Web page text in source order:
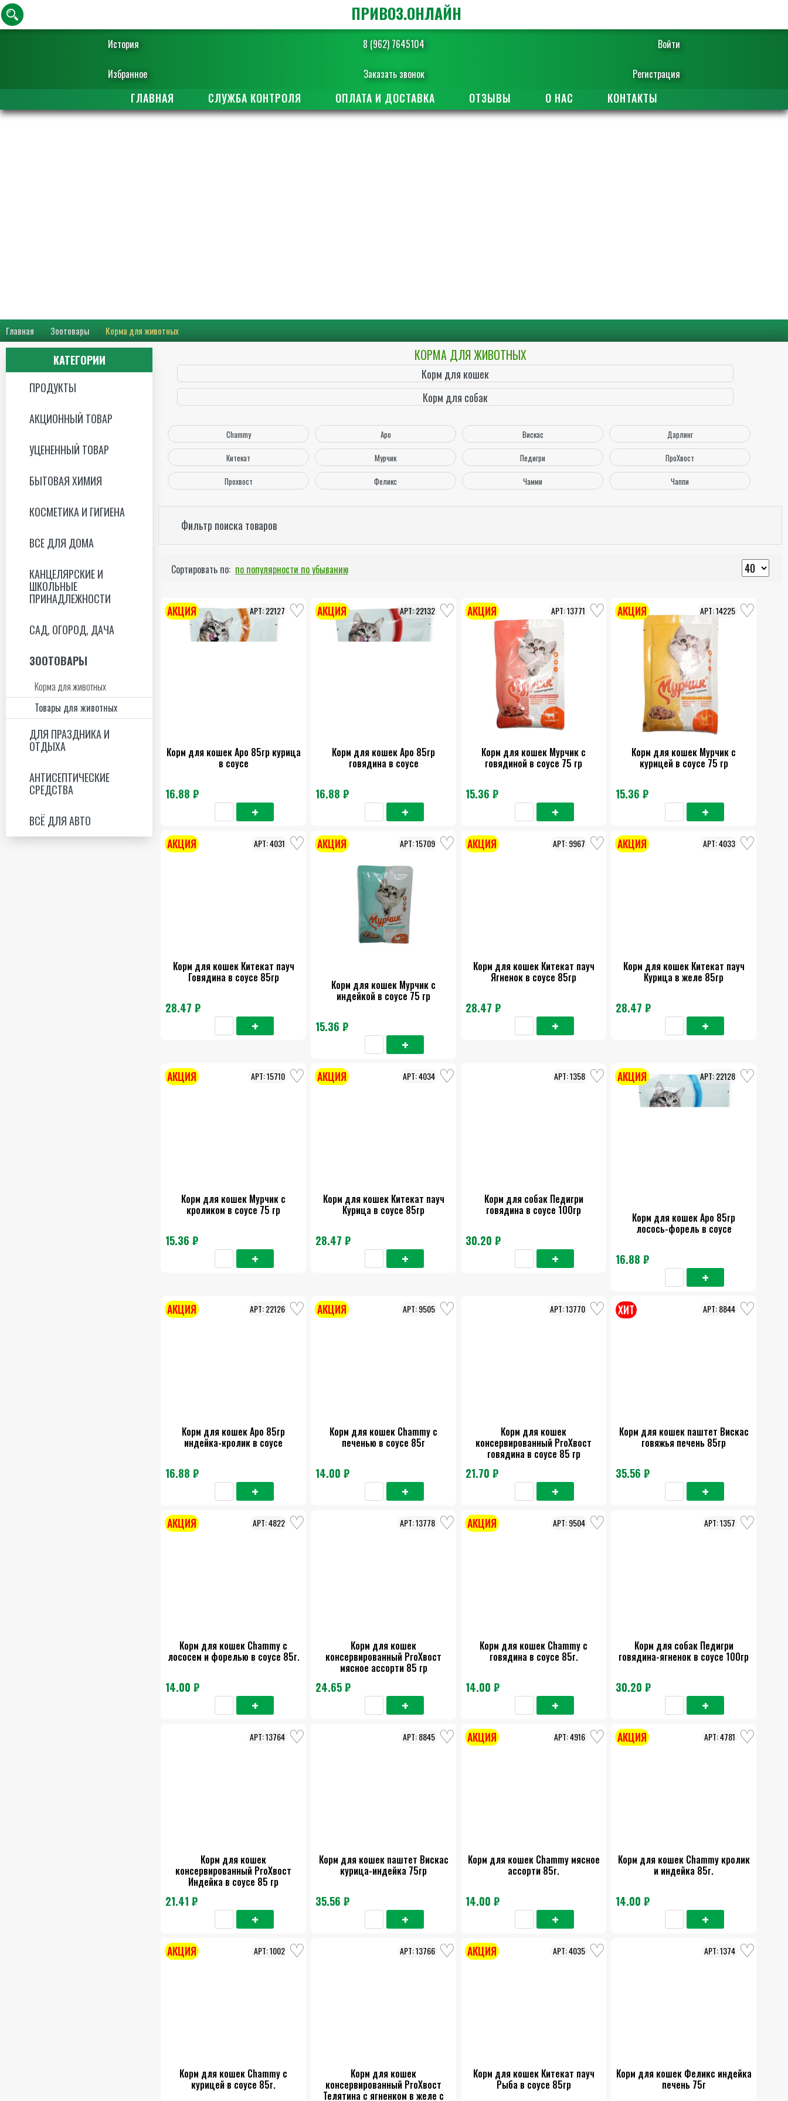
История 8 (962) 7645104 Войти
Избранное Заказать звонок Регистрация
ПРИВОЗ.ОНЛАЙН
ГЛАВНАЯ СЛУЖБА КОНТРОЛЯ ОПЛАТА И ДОСТАВКА ОТЗЫВЫ О НАС КОНТАКТЫ
Главная Зоотовары Корма для животных
КАТЕГОРИИ
ПРОДУКТЫ
АКЦИОННЫЙ ТОВАР
УЦЕНЕННЫЙ ТОВАР
БЫТОВАЯ ХИМИЯ
КОСМЕТИКА И ГИГИЕНА
ВСЕ ДЛЯ ДОМА
КАНЦЕЛЯРСКИЕ И
ШКОЛЬНЫЕ
ПРИНАДЛЕЖНОСТИ
САД, ОГОРОД, ДАЧА
ЗООТОВАРЫ
Корма для животных
Товары для животных
ДЛЯ ПРАЗДНИКА И
ОТДЫХА
АНТИСЕПТИЧЕСКИЕ
СРЕДСТВА
ВСЁ ДЛЯ АВТО
КОРМА ДЛЯ ЖИВОТНЫХ
Корм для кошек
Корм для собак
Chammy Аро Вискас
Дарлинг
Китекат
Мурчик Педигри
ПроХвост
Прохвост
Феликс Чамми Чаппи
Фильтр поиска товаров
Сортировать по: по популярности по убыванию
Корм для кошек Аро 85гр курица
в соусе
16.88 ₽
22127
АКЦИЯ
Корм для кошек Аро 85гр
говядина в соусе
16.88 ₽
22132
АКЦИЯ
Корм для кошек Мурчик с
говядиной в соусе 75 гр
15.36 ₽
13771
АКЦИЯ
Корм для кошек Мурчик с
курицей в соусе 75 гр
15.36 ₽
14225
АКЦИЯ
Корм для кошек Китекат пауч
Говядина в соусе 85гр
28.47 ₽
4031
АКЦИЯ
Корм для кошек Мурчик с
индейкой в соусе 75 гр
15.36 ₽
15709
АКЦИЯ
Корм для кошек Китекат пауч
Ягненок в соусе 85гр
28.47 ₽
9967
АКЦИЯ
Корм для кошек Китекат пауч
Курица в желе 85гр
28.47 ₽
4033
АКЦИЯ
Корм для кошек Мурчик с
кроликом в соусе 75 гр
15.36 ₽
15710
АКЦИЯ
Корм для кошек Китекат пауч
Курица в соусе 85гр
28.47 ₽
4034
АКЦИЯ
Корм для собак Педигри
говядина в соусе 100гр
30.20 ₽
1358
Корм для кошек Аро 85гр
лосось-форель в соусе
16.88 ₽
22128
АКЦИЯ
Корм для кошек Аро 85гр
индейка-кролик в соусе
16.88 ₽
22126
АКЦИЯ
Корм для кошек Chammy с
печенью в соусе 85г
14.00 ₽
9505
АКЦИЯ
Корм для кошек
консервированный ProХвост
говядина в соусе 85 гр
21.70 ₽
13770
Корм для кошек паштет Вискас
говяжья печень 85гр
35.56 ₽
8844
ХИТ
Корм для кошек Chammy с
лососем и форелью в соусе 85г.
14.00 ₽
4822
АКЦИЯ
Корм для кошек
консервированный ProХвост
мясное ассорти 85 гр
24.65 ₽
13778
Корм для кошек Chammy с
говядина в соусе 85г.
14.00 ₽
9504
АКЦИЯ
Корм для собак Педигри
говядина-ягненок в соусе 100гр
30.20 ₽
1357
Корм для кошек
консервированный ProХвост
Индейка в соусе 85 гр
21.41 ₽
13764
Корм для кошек паштет Вискас
курица-индейка 75гр
35.56 ₽
8845
Корм для кошек Chammy мясное
ассорти 85г.
14.00 ₽
4916
АКЦИЯ
Корм для кошек Chammy кролик
и индейка 85г.
14.00 ₽
4781
АКЦИЯ
Корм для кошек Chammy с
курицей в соусе 85г.
1002
АКЦИЯ
Корм для кошек
консервированный ProХвост
Телятина с ягненком в желе с
13766
Корм для кошек Китекат пауч
Рыба в соусе 85гр
4035
АКЦИЯ
Корм для кошек Феликс индейка
печень 75г
1374